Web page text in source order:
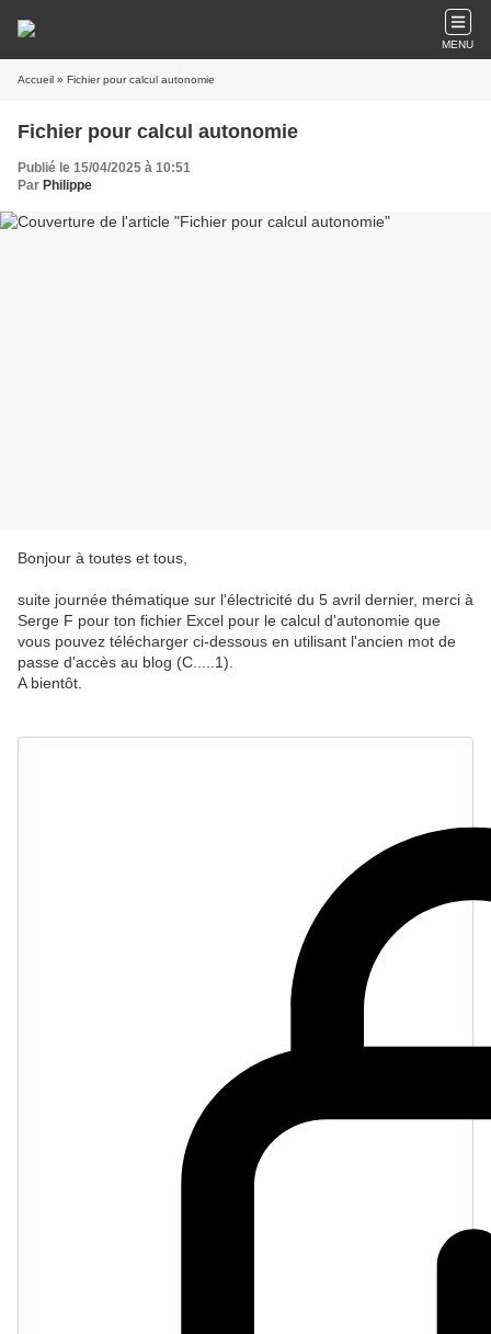
MENU
Accueil » Fichier pour calcul autonomie
Fichier pour calcul autonomie
Publié le 15/04/2025 à 10:51
Par Philippe
Bonjour à toutes et tous,
suite journée thématique sur l'électricité du 5 avril dernier, merci à
Serge F pour ton fichier Excel pour le calcul d'autonomie que
vous pouvez télécharger ci-dessous en utilisant l'ancien mot de
passe d'accès au blog (C.....1).
A bientôt.